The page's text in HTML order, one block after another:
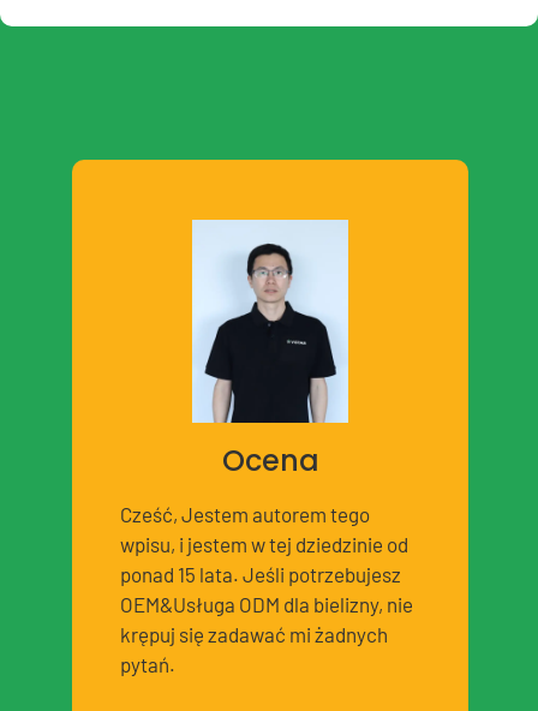
Ocena
Cześć, Jestem autorem tego
wpisu, i jestem w tej dziedzinie od
ponad 15 lata. Jeśli potrzebujesz
OEM&Usługa ODM dla bielizny, nie
krępuj się zadawać mi żadnych
pytań.